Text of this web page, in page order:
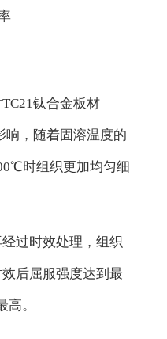
TC21钛合金板材
响，随着固溶温度的
时组织更加均匀细
经过时效处理，组织
后屈服强度达到最
。